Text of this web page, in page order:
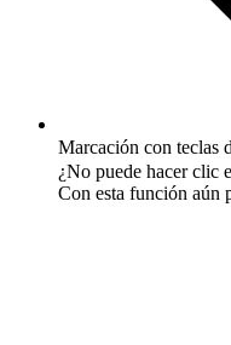
Marcación con teclas
¿No puede hacer clic
Con esta función aún